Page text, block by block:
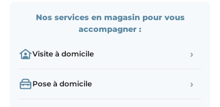
Nos services en magasin pour vous
accompagner :
Visite à domicile ›
Pose à domicile ›